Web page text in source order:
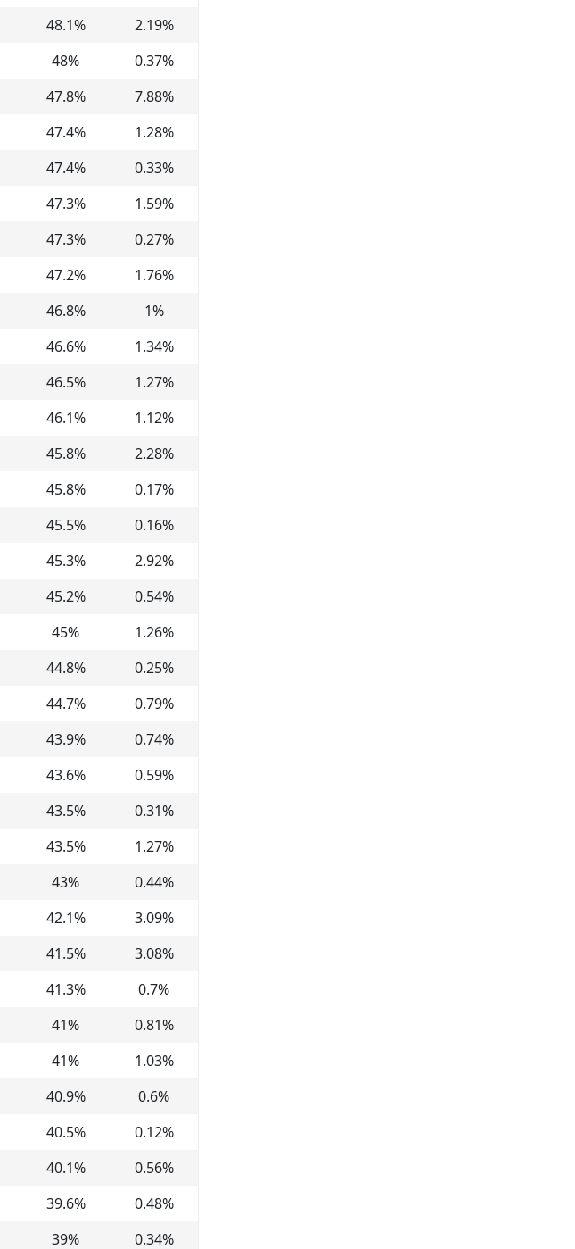
48.1% 2.19%
48% 0.37%
47.8% 7.88%
47.4% 1.28%
47.4% 0.33%
47.3% 1.59%
47.3% 0.27%
47.2% 1.76%
46.8% 1%
46.6% 1.34%
46.5% 1.27%
46.1% 1.12%
45.8% 2.28%
45.8% 0.17%
45.5% 0.16%
45.3% 2.92%
45.2% 0.54%
45% 1.26%
44.8% 0.25%
44.7% 0.79%
43.9% 0.74%
43.6% 0.59%
43.5% 0.31%
43.5% 1.27%
43% 0.44%
42.1% 3.09%
41.5% 3.08%
41.3% 0.7%
41% 0.81%
41% 1.03%
40.9% 0.6%
40.5% 0.12%
40.1% 0.56%
39.6% 0.48%
39% 0.34%